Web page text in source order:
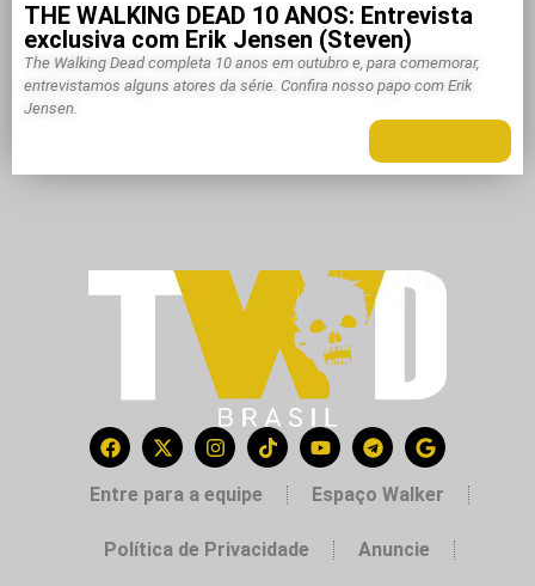
THE WALKING DEAD 10 ANOS: Entrevista
exclusiva com Erik Jensen (Steven)
The Walking Dead completa 10 anos em outubro e, para comemorar,
entrevistamos alguns atores da série. Confira nosso papo com Erik
Jensen.
Entre para a equipe Espaço Walker
Política de Privacidade Anuncie